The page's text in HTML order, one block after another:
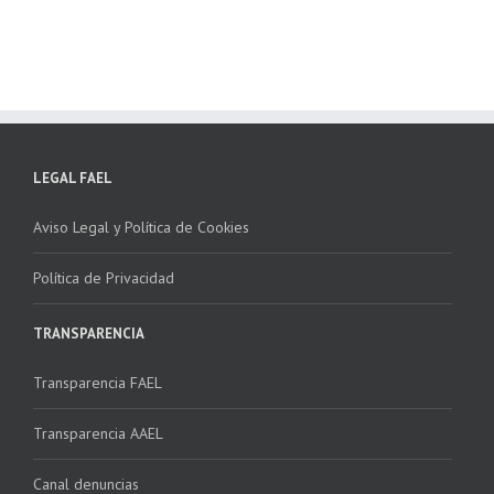
LEGAL FAEL
Aviso Legal y Política de Cookies
Política de Privacidad
TRANSPARENCIA
Transparencia FAEL
Transparencia AAEL
Canal denuncias